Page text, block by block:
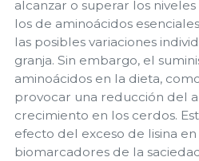
alcanzar o superar los
los de aminoácidos
las posibles variaciones
granja. Sin embargo, el
aminoácidos en la dieta,
provocar una reducción del
crecimiento en los cerdos.
efecto del exceso de lisina
biomarcadores de la